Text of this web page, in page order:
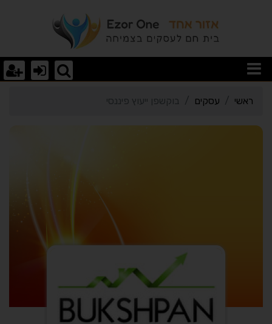
פרטי כרטיס העסק בוקשפן
ראשי עסקים בוקשפן ייעוץ פיננסי